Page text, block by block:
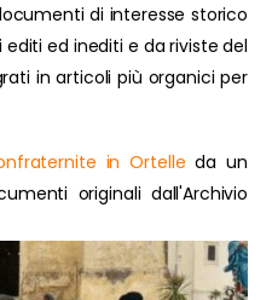
di interesse storico
ed inediti e da riviste del
in articoli più organici per
in Ortelle da un
originali dall'Archivio